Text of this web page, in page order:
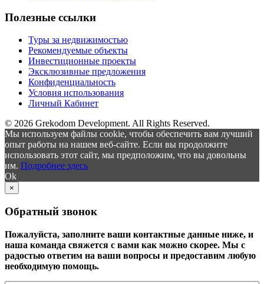
Полезные ссылки
Туры за недвижимостью
Рекомендуемые объекты
Инвестиционные проекты
Эксклюзивные предложения
Конфиденциальность
Условия использования
Личный Кабинет
© 2026 Grekodom Development. All Rights Reserved.
Мы используем файлы cookie, чтобы обеспечить вам лучший
опыт работы на нашем веб-сайте. Если вы продолжите
использовать этот сайт, мы предположим, что вы довольны
им. Подробнее здесь
Ok
×
Обратный звонок
Пожалуйста, заполните ваши контактные данные ниже, и
наша команда свяжется с вами как можно скорее. Мы с
радостью ответим на ваши вопросы и предоставим любую
необходимую помощь.